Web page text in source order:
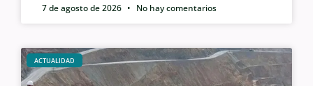
7 de agosto de 2026
No hay comentarios
ACTUALIDAD